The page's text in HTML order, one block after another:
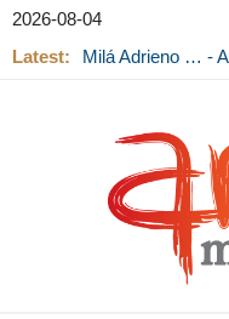
2026-08-04
Latest:
Milá Adrieno … -